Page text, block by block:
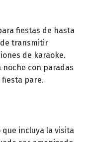
fiestas de hasta
transmitir
de karaoke.
con paradas
fiesta pare.
incluya la visita